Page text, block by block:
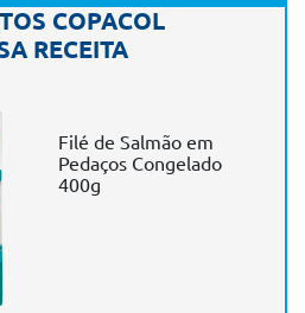
COPACOL
RECEITA
Filé de Salmão em
Pedaços Congelado
400g